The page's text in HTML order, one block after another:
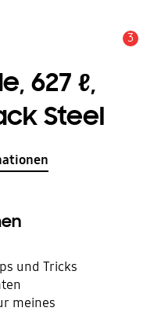
3
627 ℓ,
Steel
und Tricks
meines